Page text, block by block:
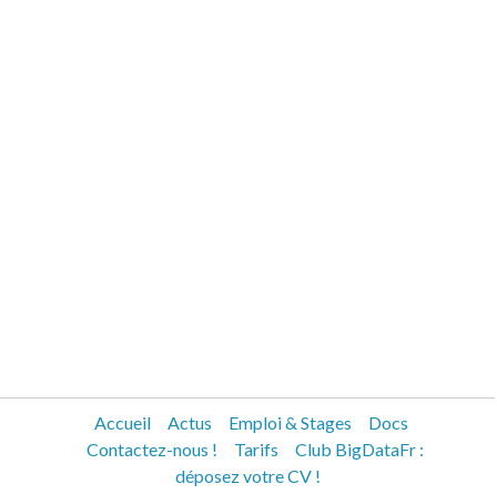
Accueil Actus Emploi & Stages
Docs
Contactez-nous !
Tarifs
Club BigDataFr :
déposez votre CV !